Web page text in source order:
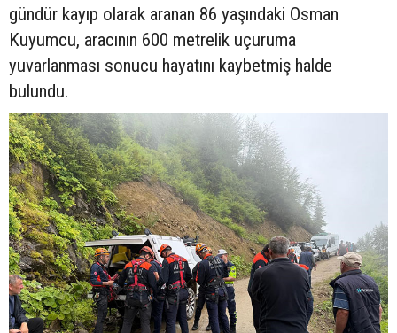
gündür kayıp olarak aranan 86 yaşındaki Osman
Kuyumcu, aracının 600 metrelik uçuruma
yuvarlanması sonucu hayatını kaybetmiş halde
bulundu.